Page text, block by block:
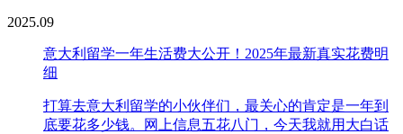
2025.09
意大利留学一年生活费大公开！2025年最新真实花费明
细
打算去意大利留学的小伙伴们，最关心的肯定是一年到
底要花多少钱。网上信息五花八门，今天我就用大白话